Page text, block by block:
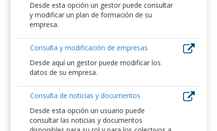
Desde esta opción un gestor puede consultar
y modificar un plan de formación de su
empresa.
Consulta y modificación de empresas
Desde aquí un gestor puede modificar los
datos de su empresa.
Consulta de noticias y documentos
Desde esta opción un usuario puede
consultar las noticias y documentos